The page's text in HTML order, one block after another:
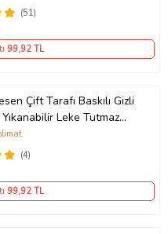
(51)
99,92 TL
Çift Tarafı Baskılı Gizli
Yıkanabilir Leke Tutmaz
Kılıfı (Turuncu)
(4)
99,92 TL